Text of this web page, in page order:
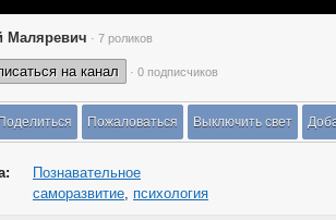
Маляревич · 7 роликов
на канал · 0 подписчиков
Поделиться Пожаловаться Выключить свет
Познавательное
саморазвитие, психология